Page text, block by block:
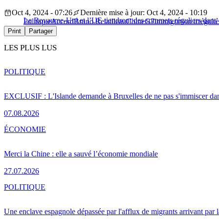
Le Royaume-Uni et l’UE tiendront des sommets réguliers
Oct 4, 2024 - 07:26
Dernière mise à jour: Oct 4, 2024 - 10:19
PolitiqueAccordBruno RetailleauChineG7immigration
Print Partager
LES PLUS LUS
EXCLUSIF : L'Islande demande à Bruxelles de ne pas s'immiscer
07.08.2026
POLITIQUE
Merci la Chine : elle a sauvé l’économie mondiale
27.07.2026
ÉCONOMIE
Une enclave espagnole dépassée par l'afflux de migrants arrivant par
POLITIQUE